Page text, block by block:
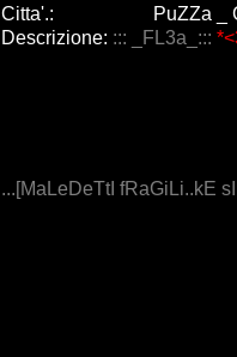
Citta'.:
PuZZa _
Descrizione: ::: _FL3a_:::
...[MaLeDeTtI fRaGiLi..kE